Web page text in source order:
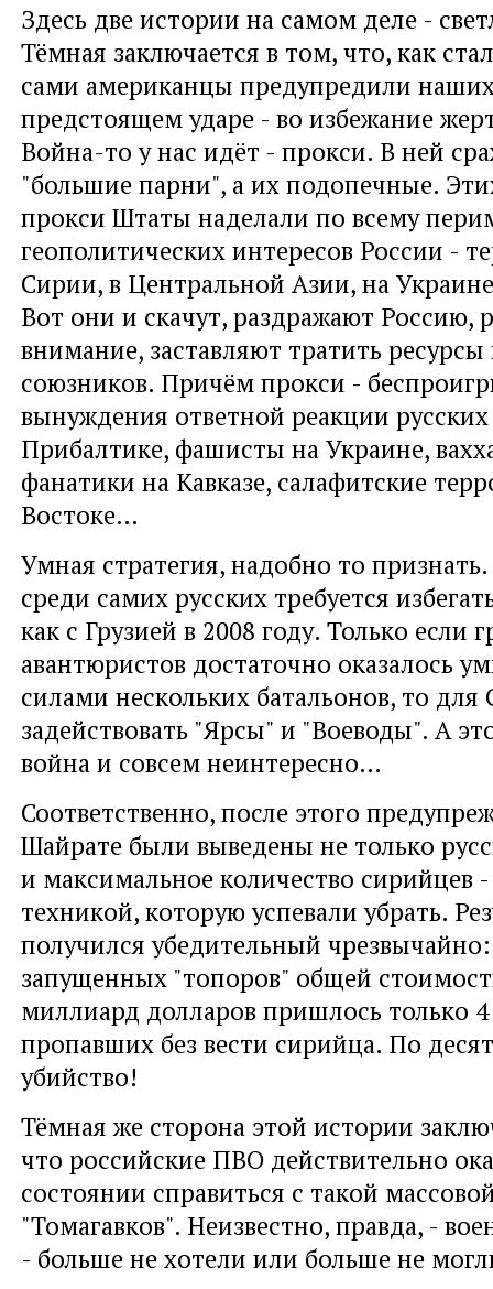
Здесь две истории на самом деле -
Тёмная заключается в том, что, как
сами американцы предупредили
предстоящем ударе - во избежание
Война-то у нас идёт - прокси. В ней
"большие парни", а их подопечные.
прокси Штаты наделали по всему
геополитических интересов России -
Сирии, в Центральной Азии, на
Вот они и скачут, раздражают Россию,
внимание, заставляют тратить
союзников. Причём прокси -
вынуждения ответной реакции
Прибалтике, фашисты на Украине,
фанатики на Кавказе, салафитские
Востоке…
Умная стратегия, надобно то
среди самих русских требуется
как с Грузией в 2008 году. Только если
авантюристов достаточно оказалось
силами нескольких батальонов, то
задействовать "Ярсы" и "Воеводы". А
война и совсем неинтересно…
Соответственно, после этого
Шайрате были выведены не только
и максимальное количество сирийцев
техникой, которую успевали убрать.
получился убедительный
запущенных "топоров" общей
миллиард долларов пришлось только
пропавших без вести сирийца. По
убийство!
Тёмная же сторона этой истории
что российские ПВО действительно
состоянии справиться с такой
"Томагавков". Неизвестно, правда, -
- больше не хотели или больше не